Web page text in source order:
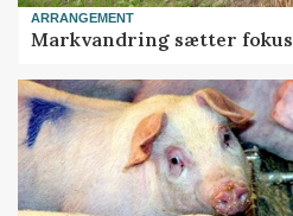
ARRANGEMENT
Markvandring sætter